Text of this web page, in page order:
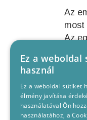
Az
most
Az
Ez a weboldal
használ
Ez a weboldal sütiket
élmény javítása
használatával Ön
használatához, a